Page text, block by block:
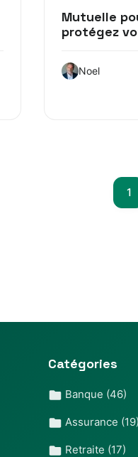
Mutuelle
protégez
Noel
1
Catégories
Banque (46)
Assurance (19)
Retraite (17)